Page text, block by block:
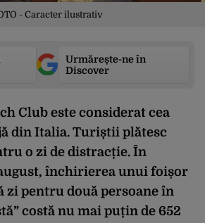
- Caracter ilustrativ
Urmărește-ne în
Discover
Club este considerat cea
din Italia. Turiștii plătesc
o zi de distracție. În
închirierea unui foișor
zi pentru două persoane în
costă nu mai puțin de 652